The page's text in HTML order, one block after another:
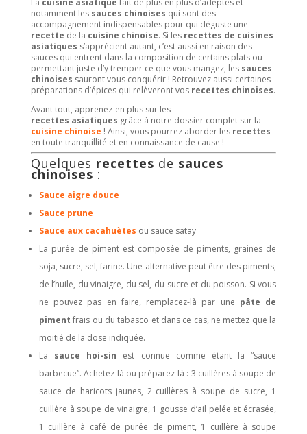
La cuisine asiatique fait de plus en plus d’adeptes et
notamment les sauces chinoises qui sont des
accompagnement indispensables pour qui déguste une
recette de la cuisine chinoise. Si les recettes de cuisines
asiatiques s’apprécient autant, c’est aussi en raison des
sauces qui entrent dans la composition de certains plats ou
permettant juste d’y tremper ce que vous mangez, les sauces
chinoises sauront vous conquérir ! Retrouvez aussi certaines
préparations d’épices qui relèveront vos recettes chinoises.
Avant tout, apprenez-en plus sur les
recettes asiatiques grâce à notre dossier complet sur la
cuisine chinoise ! Ainsi, vous pourrez aborder les recettes
en toute tranquillité et en connaissance de cause !
Quelques recettes de sauces
chinoises :
Sauce aigre douce
Sauce prune
Sauce aux cacahuètes ou sauce satay
La purée de piment est composée de piments, graines de
soja, sucre, sel, farine. Une alternative peut être des piments,
de l’huile, du vinaigre, du sel, du sucre et du poisson. Si vous
ne pouvez pas en faire, remplacez-là par une pâte de
piment frais ou du tabasco et dans ce cas, ne mettez que la
moitié de la dose indiquée.
La sauce hoi-sin est connue comme étant la “sauce
barbecue”. Achetez-là ou préparez-là : 3 cuillères à soupe de
sauce de haricots jaunes, 2 cuillères à soupe de sucre, 1
cuillère à soupe de vinaigre, 1 gousse d’ail pelée et écrasée,
1 cuillère à café de purée de piment, 1 cuillère à soupe